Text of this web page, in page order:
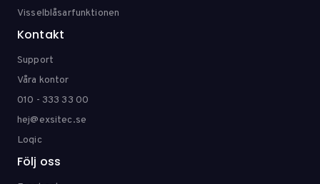
Visselblåsarfunktionen
Kontakt
Support
Våra kontor
010 - 333 33 00
hej@exsitec.se
Loqic
Följ oss